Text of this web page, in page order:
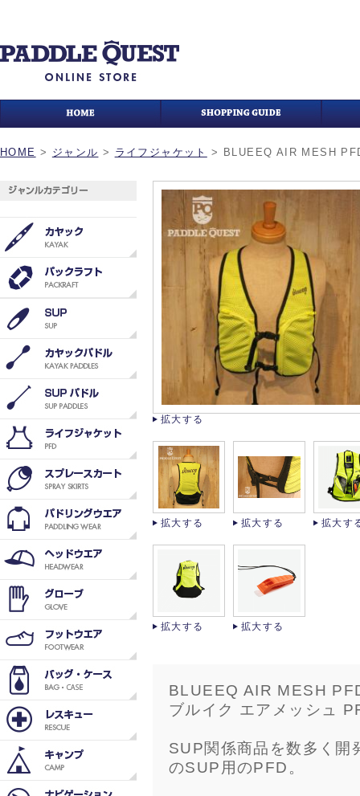
HOME > ジャンル > ライフジャケット > BLUEEQ AIR MESH
拡大する
拡大する 拡大する 拡大す
拡大する 拡大する
BLUEEQ AIR MESH
ブルイク エアメッシュ
SUP関係商品を数多く
のSUP用のPFD。